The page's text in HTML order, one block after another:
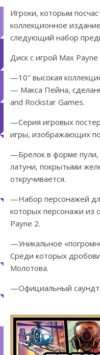
Игроки, которым
коллекционное издание
следующий набор
Диск с игрой Max Payne
—10″ высокая
— Макса Пейна,
and Rockstar Games.
—Серия игровых
игры, изображающих
—Брелок в форме
латуни, покрытыми
откручивается.
—Набор персонажей
которых персонажи из
Payne 2.
—Уникальное
Среди которых
Молотова.
—Официальный